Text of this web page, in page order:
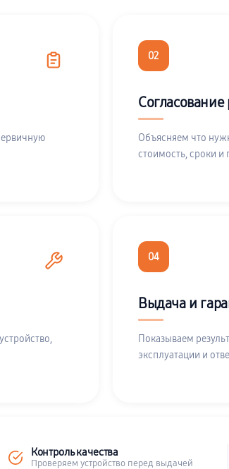
02
Согласование
Объясняем что
стоимость, сроки и
04
Выдача и
Показываем
эксплуатации и
Контроль качества
Проверяем устройство перед выдачей